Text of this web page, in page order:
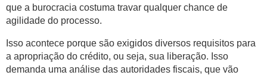
que a burocracia costuma travar qualquer chance de
agilidade do processo.
Isso acontece porque são exigidos diversos requisitos para
a apropriação do crédito, ou seja, sua liberação. Isso
demanda uma análise das autoridades fiscais, que vão